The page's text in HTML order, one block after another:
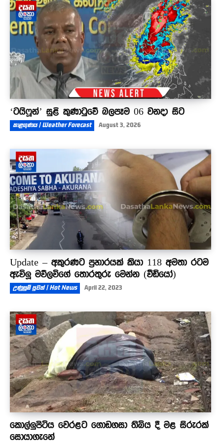
ආණ්ඩුවක්නේ..විරුද්ධවෙන මිනිහා හිරේට දානවා
01:41
‘ටයිෆූන්’ සුළි කුණාටුවේ බලපෑම 06 වනදා සිට
කාළගුණය | Weather Forecast August 3, 2026
Update – අකුරණට ප්‍රහාරයක් කියා 118 අමතා රටම
ඇවිලූ මව්ලවිගේ තොරතුරු මෙන්න (වීඩියෝ)
උණුසුම් පුවත් | Hot News April 22, 2023
කොල්ලුපිටිය වෙරළට ගොඩගසා තිබිය දී මළ සිරුරක්
සොයාගැනේ